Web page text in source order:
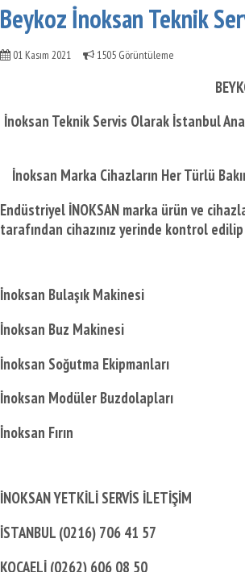
Beykoz İnoksan Teknik
01 Kasım 2021 1505 Görüntüleme
İnoksan Teknik Servis Olarak İstanbul
İnoksan Marka Cihazların Her Türlü
Endüstriyel İNOKSAN marka ürün ve
tarafından cihazınız yerinde kontrol
İnoksan Bulaşık Makinesi
İnoksan Buz Makinesi
İnoksan Soğutma Ekipmanları
İnoksan Modüler Buzdolapları
İnoksan Fırın
İNOKSAN YETKİLİ SERVİS İLETİŞİM
İSTANBUL (0216) 706 41 57
KOCAELİ (0262) 606 08 50